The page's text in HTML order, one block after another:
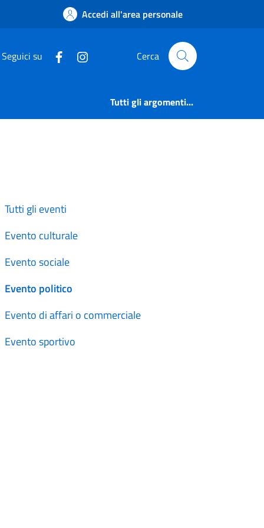
Accedi all'area personale
Seguici su Cerca
Tutti gli argomenti...
Tutti gli eventi
Evento culturale
Evento sociale
Evento politico
Evento di affari o commerciale
Evento sportivo